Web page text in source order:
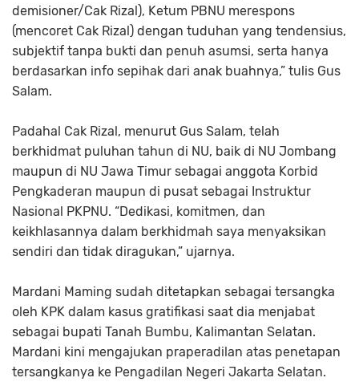
demisioner/Cak Rizal), Ketum PBNU merespons
(mencoret Cak Rizal) dengan tuduhan yang tendensius,
subjektif tanpa bukti dan penuh asumsi, serta hanya
berdasarkan info sepihak dari anak buahnya,” tulis Gus
Salam.
Padahal Cak Rizal, menurut Gus Salam, telah
berkhidmat puluhan tahun di NU, baik di NU Jombang
maupun di NU Jawa Timur sebagai anggota Korbid
Pengkaderan maupun di pusat sebagai Instruktur
Nasional PKPNU. “Dedikasi, komitmen, dan
keikhlasannya dalam berkhidmah saya menyaksikan
sendiri dan tidak diragukan,” ujarnya.
Mardani Maming sudah ditetapkan sebagai tersangka
oleh KPK dalam kasus gratifikasi saat dia menjabat
sebagai bupati Tanah Bumbu, Kalimantan Selatan.
Mardani kini mengajukan praperadilan atas penetapan
tersangkanya ke Pengadilan Negeri Jakarta Selatan.